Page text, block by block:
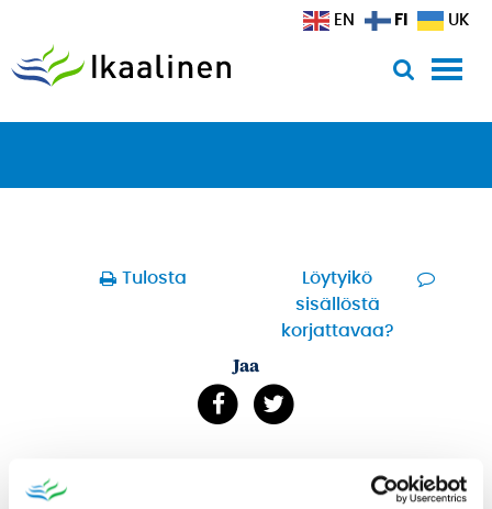
Tulosta
Löytyikö
sisällöstä
korjattavaa?
Jaa
EN FI UK